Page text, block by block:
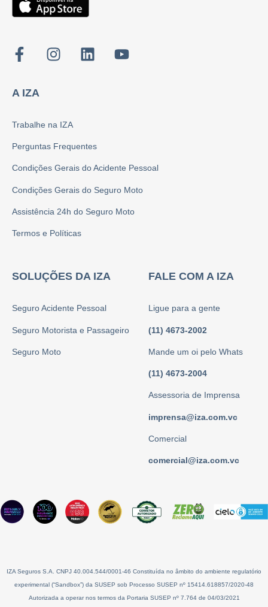
A IZA
Trabalhe na IZA
Perguntas Frequentes
Condições Gerais do Acidente Pessoal
Condições Gerais do Seguro Moto
Assistência 24h do Seguro Moto
Termos e Políticas
SOLUÇÕES DA IZA
Seguro Acidente Pessoal
Seguro Motorista e Passageiro
Seguro Moto
FALE COM A IZA
Ligue para a gente
(11) 4673-2002
Mande um oi pelo Whats
(11) 4673-2004
Assessoria de Imprensa
imprensa@iza.com.vc
Comercial
comercial@iza.com.vc
IZA Seguros S.A. CNPJ 40.004.544/0001-46 Constituída no âmbito do ambiente regulatório
experimental (“Sandbox”) da SUSEP sob Processo SUSEP nº 15414.618857/2020-48
Autorizada a operar nos termos da Portaria SUSEP nº 7.764 de 04/03/2021